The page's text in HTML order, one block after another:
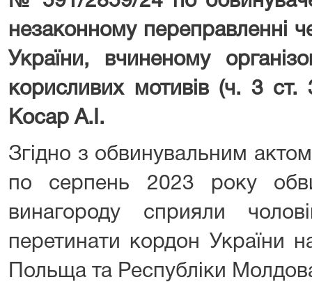
незаконному переправленні
України, вчиненому
корисливих мотивів (ч. 3
Косар А.І.
Згідно з обвинувальним
по серпень 2023 року
винагороду сприяли
перетинати кордон України
Польща та Республіки